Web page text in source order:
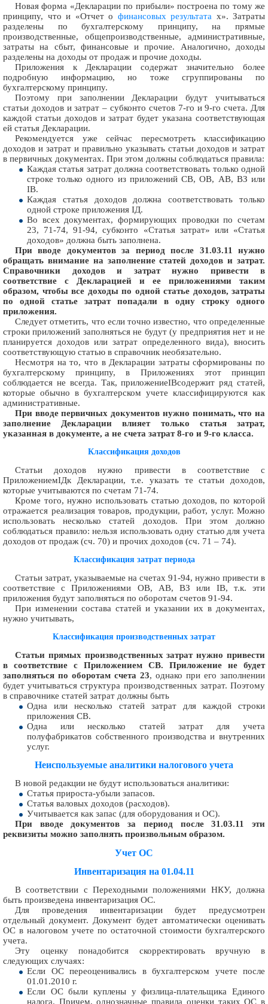
Новая форма «Декларации по прибыли» построена по тому же
принципу, что и «Отчет о финансовых результата х». Затраты
разделены по бухгалтерскому принципу, на прямые
производственные, общепроизводственные, административные,
затраты на сбыт, финансовые и прочие. Аналогично, доходы
разделены на доходы от продаж и прочие доходы.
Приложения к Декларации содержат значительно более
подробную информацию, но тоже сгруппированы по
бухгалтерскому принципу.
Поэтому при заполнении Декларации будут учитываться
статьи доходов и затрат – субконто счетов 7-го и 9-го счета. Для
каждой статьи доходов и затрат будет указана соответствующая
ей статья Декларации.
Рекомендуется уже сейчас пересмотреть классификацию
доходов и затрат и правильно указывать статьи доходов и затрат
в первичных документах. При этом должны соблюдаться правила:
Каждая статья затрат должна соответствовать только одной
строке только одного из приложений СВ, ОВ, АВ, ВЗ или
ІВ.
Каждая статья доходов должна соответствовать только
одной строке приложения ІД.
Во всех документах, формирующих проводки по счетам
23, 71-74, 91-94, субконто «Статья затрат» или «Статья
доходов» должна быть заполнена.
При вводе документов за период после 31.03.11 нужно
обращать внимание на заполнение статей доходов и затрат.
Справочники доходов и затрат нужно привести в
соответствие с Декларацией и ее приложениями таким
образом, чтобы все доходы по одной статье доходов, затраты
по одной статье затрат попадали в одну строку одного
приложения.
Следует отметить, что если точно известно, что определенные
строки приложений заполняться не будут (у предприятия нет и не
планируется доходов или затрат определенного вида), вносить
соответствующую статью в справочник необязательно.
Несмотря на то, что в Декларации затраты сформированы по
бухгалтерскому принципу, в Приложениях этот принцип
соблюдается не всегда. Так, приложениеІВсодержит ряд статей,
которые обычно в бухгалтерском учете классифицируются как
административные.
При вводе первичных документов нужно понимать, что на
заполнение Декларации влияет только статья затрат,
указанная в документе, а не счета затрат 8-го и 9-го класса.
Классификация доходов
Статьи доходов нужно привести в соответствие с
ПриложениемІДк Декларации, т.е. указать те статьи доходов,
которые учитываются по счетам 71-74.
Кроме того, нужно использовать статью доходов, по которой
отражается реализация товаров, продукции, работ, услуг. Можно
использовать несколько статей доходов. При этом должно
соблюдаться правило: нельзя использовать одну статью для учета
доходов от продаж (сч. 70) и прочих доходов (сч. 71 – 74).
Классификация затрат периода
Статьи затрат, указываемые на счетах 91-94, нужно привести в
соответствие с Приложениями ОВ, АВ, ВЗ или ІВ, т.к. эти
приложения будут заполняться по оборотам счетов 91-94.
При изменении состава статей и указании их в документах,
нужно учитывать,
Классификация производственных затрат
Статьи прямых производственных затрат нужно привести
в соответствие с Приложением СВ. Приложение не будет
заполняться по оборотам счета 23, однако при его заполнении
будет учитываться структура производственных затрат. Поэтому
в справочнике статей затрат должны быть
Одна или несколько статей затрат для каждой строки
приложения СВ.
Одна или несколько статей затрат для учета
полуфабрикатов собственного производства и внутренних
услуг.
Неиспользуемые аналитики налогового учета
В новой редакции не будут использоваться аналитики:
Статья прироста-убыли запасов.
Статья валовых доходов (расходов).
Учитывается как запас (для оборудования и ОС).
При вводе документов за период после 31.03.11 эти
реквизиты можно заполнять произвольным образом.
Учет ОС
Инвентаризация на 01.04.11
В соответствии с Переходными положениями НКУ, должна
быть произведена инвентаризация ОС.
Для проведения инвентаризации будет предусмотрен
отдельный документ. Документ будет автоматически оценивать
ОС в налоговом учете по остаточной стоимости бухгалтерского
учета.
Эту оценку понадобится скорректировать вручную в
следующих случаях:
Если ОС переоценивались в бухгалтерском учете после
01.01.2010 г.
Если ОС были куплены у физлица-плательщика Единого
налога. Причем, однозначные правила оценки таких ОС в